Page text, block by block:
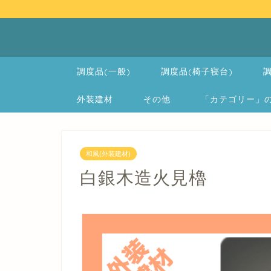
調度品(一般) 調度品(椅子寝台)
外装建材 その他 「カテゴリー
和風(外装建材)
白銀木造火見櫓